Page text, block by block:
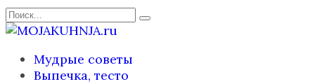
Перейти
к
Search
for:
Мудрые советы
Выпечка, тесто